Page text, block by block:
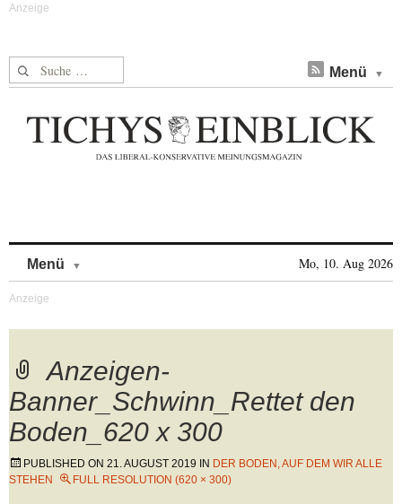
Suche nach: Menü
Menü Mo, 10. Aug 2026
Anzeigen-
Banner_Schwinn_Rettet den
Boden_620 x 300
PUBLISHED ON 21. AUGUST 2019 IN DER BODEN, AUF DEM WIR ALLE
STEHEN
FULL RESOLUTION (620 × 300)